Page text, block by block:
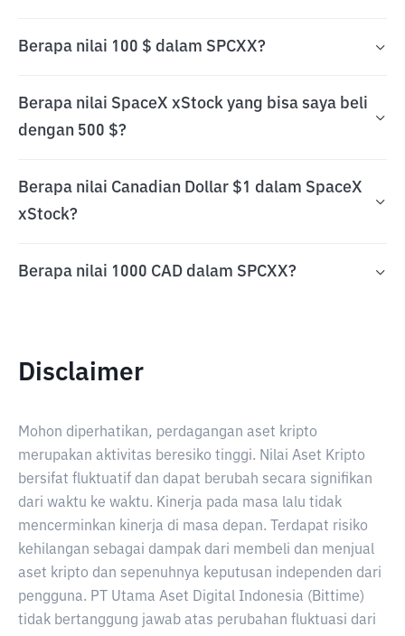
Berapa nilai 100 $ dalam SPCXX?
Berapa nilai SpaceX xStock yang bisa saya beli
dengan 500 $?
Berapa nilai Canadian Dollar $1 dalam SpaceX
xStock?
Berapa nilai 1000 CAD dalam SPCXX?
Disclaimer
Mohon diperhatikan, perdagangan aset kripto
merupakan aktivitas beresiko tinggi. Nilai Aset Kripto
bersifat fluktuatif dan dapat berubah secara signifikan
dari waktu ke waktu. Kinerja pada masa lalu tidak
mencerminkan kinerja di masa depan. Terdapat risiko
kehilangan sebagai dampak dari membeli dan menjual
aset kripto dan sepenuhnya keputusan independen dari
pengguna. PT Utama Aset Digital Indonesia (Bittime)
tidak bertanggung jawab atas perubahan fluktuasi dari